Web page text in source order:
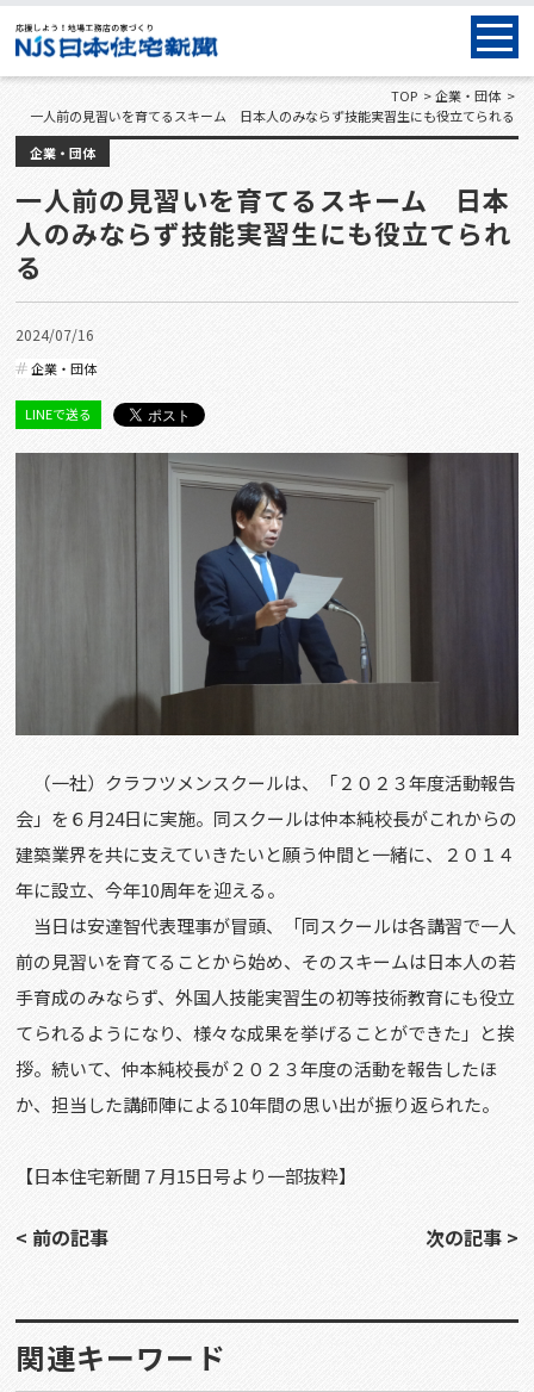
TOP
企業・団体
一人前の見習いを育てるスキーム 日本人のみならず技能実習生にも役立てられる
企業・団体
一人前の見習いを育てるスキーム 日本
人のみならず技能実習生にも役立てられ
る
2024/07/16
企業・団体
LINEで送る
（一社）クラフツメンスクールは、「２０２３年度活動報告
会」を６月24日に実施。同スクールは仲本純校長がこれからの
建築業界を共に支えていきたいと願う仲間と一緒に、２０１４
年に設立、今年10周年を迎える。
当日は安達智代表理事が冒頭、「同スクールは各講習で一人
前の見習いを育てることから始め、そのスキームは日本人の若
手育成のみならず、外国人技能実習生の初等技術教育にも役立
てられるようになり、様々な成果を挙げることができた」と挨
拶。続いて、仲本純校長が２０２３年度の活動を報告したほ
か、担当した講師陣による10年間の思い出が振り返られた。
【日本住宅新聞７月15日号より一部抜粋】
< 前の記事 次の記事 >
関連キーワード